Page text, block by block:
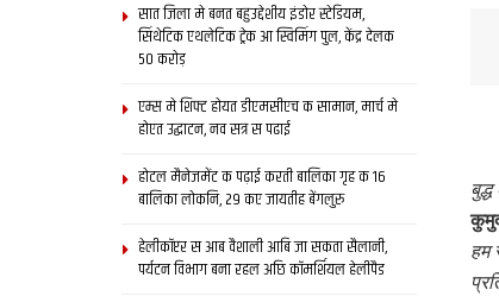
हम
सात जिला मे बनत बहुउद्देशीय इंडोर स्‍टेडि‍यम,
सिंथेटिक एथलेटिक ट्रेक आ स्विमिंग पुल, केंद्र देलक
50 करोड़
एम्स मे शिफ्ट होयत डीएमसीएच क सामान, मार्च मे
होएत उद्घाटन, नव सत्र स पढाई
होटल मैनेजमेंट क पढ़ाई करती बालिका गृह क 16
बालिका लोकनि, 29 कए जायतीह बेंगलुरु
हेलीकॉप्टर स आब वैशाली आबि जा सकता सैलानी,
पर्यटन विभाग बना रहल अछि कॉमर्शियल हेलीपैड